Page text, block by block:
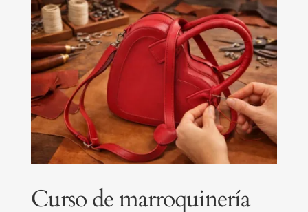
Curso de marroquinería